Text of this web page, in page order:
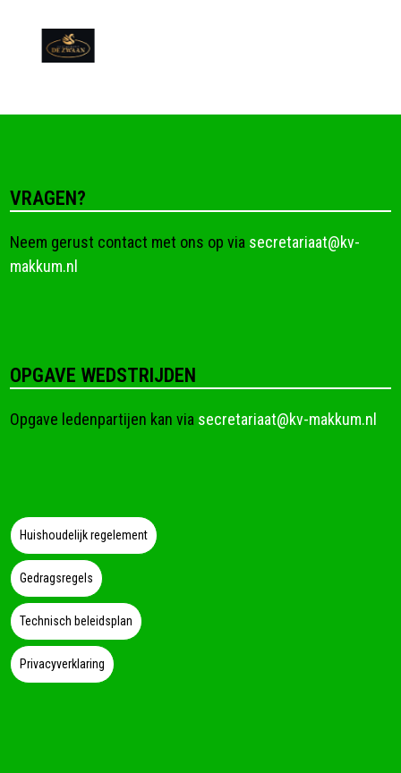
VRAGEN?
Neem gerust contact met ons op via secretariaat@kv-
makkum.nl
OPGAVE WEDSTRIJDEN
Opgave ledenpartijen kan via secretariaat@kv-makkum.nl
Huishoudelijk regelement
Gedragsregels
Technisch beleidsplan
Privacyverklaring